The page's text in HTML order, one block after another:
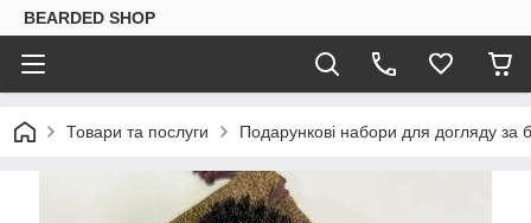
BEARDED SHOP
Товари та послуги Подарункові набори для догляду за